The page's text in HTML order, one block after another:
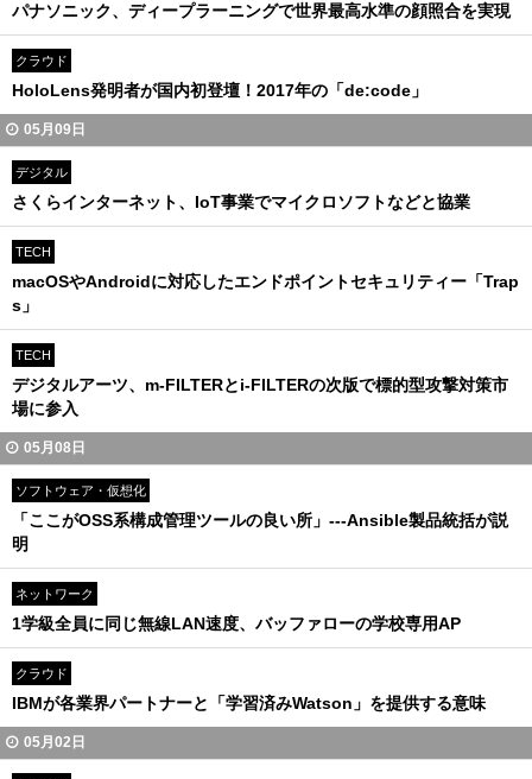
パナソニック、ディープラーニングで世界最高水準の顔照合を実現
クラウド
HoloLens発明者が国内初登壇！2017年の「de:code」
05月09日
デジタル
さくらインターネット、IoT事業でマイクロソフトなどと協業
TECH
macOSやAndroidに対応したエンドポイントセキュリティー「Trap
s」
TECH
デジタルアーツ、m-FILTERとi-FILTERの次版で標的型攻撃対策市
場に参入
05月08日
ソフトウェア・仮想化
「ここがOSS系構成管理ツールの良い所」---Ansible製品統括が説
明
ネットワーク
1学級全員に同じ無線LAN速度、バッファローの学校専用AP
クラウド
IBMが各業界パートナーと「学習済みWatson」を提供する意味
05月02日